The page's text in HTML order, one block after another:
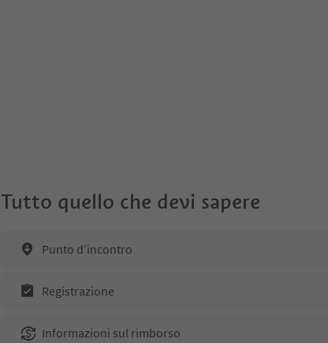
Tutto quello che devi sapere
Punto d’incontro
Registrazione
Informazioni sul rimborso